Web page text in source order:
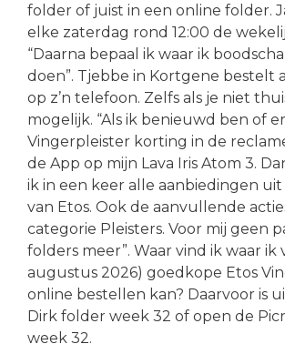
folder of juist in een online folder.
elke zaterdag rond 12:00 de
“Daarna bepaal ik waar ik
doen”. Tjebbe in Kortgene bestelt
op z’n telefoon. Zelfs als je niet
mogelijk. “Als ik benieuwd ben of
Vingerpleister korting in de
de App op mijn Lava Iris Atom 3.
ik in een keer alle aanbiedingen
van Etos. Ook de aanvullende
categorie Pleisters. Voor mij geen
folders meer”. Waar vind ik waar ik
augustus 2026) goedkope Etos
online bestellen kan? Daarvoor is
Dirk folder week 32 of open de
week 32.